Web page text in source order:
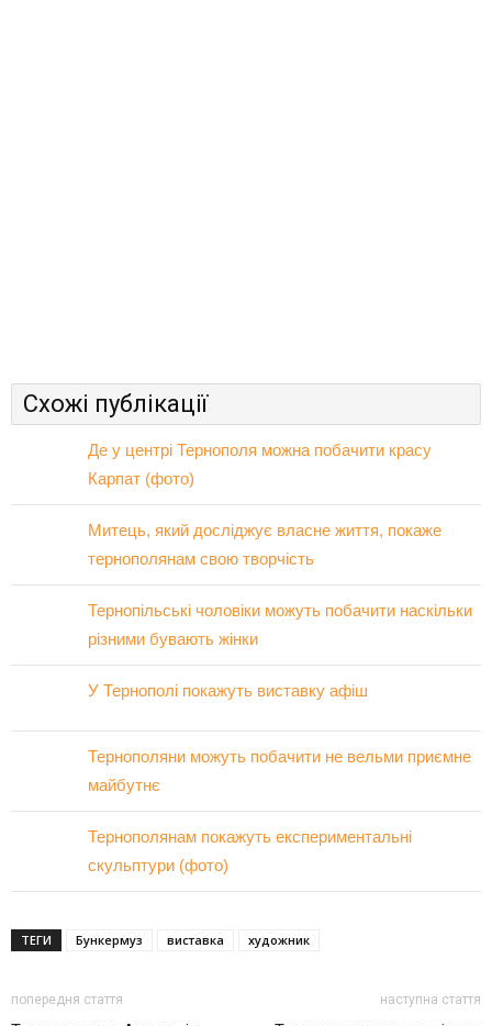
Схожі публікації
Де у центрі Тернополя можна побачити красу
Карпат (фото)
Митець, який досліджує власне життя, покаже
тернополянам свою творчість
Тернопільські чоловіки можуть побачити наскільки
різними бувають жінки
У Тернополі покажуть виставку афіш
Тернополяни можуть побачити не вельми приємне
майбутнє
Тернополянам покажуть експериментальні
скульптури (фото)
ТЕГИ Бункермуз виставка художник
попередня стаття наступна стаття